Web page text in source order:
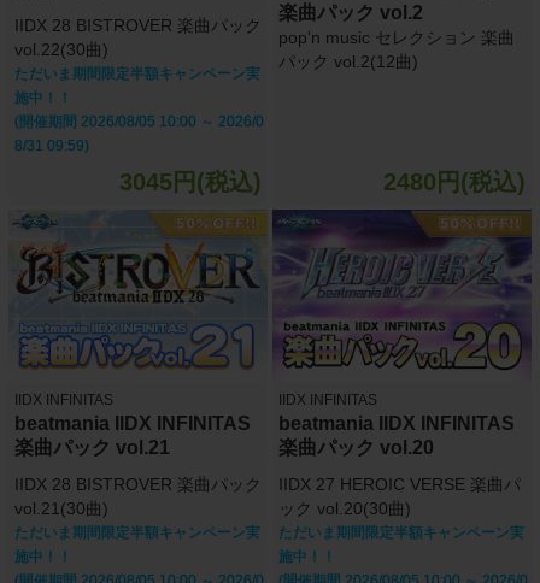
IIDX 28 BISTROVER 楽曲パック
vol.22(30曲)
ただいま期間限定半額キャンペーン実
施中！！
(開催期間 2026/08/05 10:00 ～ 2026/0
8/31 09:59)
3045円(税込)
楽曲パック vol.2
pop'n music セレクション 楽曲
パック vol.2(12曲)
2480円(税込)
IIDX INFINITAS
beatmania IIDX INFINITAS
楽曲パック vol.21
IIDX 28 BISTROVER 楽曲パック
vol.21(30曲)
ただいま期間限定半額キャンペーン実
施中！！
IIDX INFINITAS
beatmania IIDX INFINITAS
楽曲パック vol.20
IIDX 27 HEROIC VERSE 楽曲パ
ック vol.20(30曲)
ただいま期間限定半額キャンペーン実
施中！！